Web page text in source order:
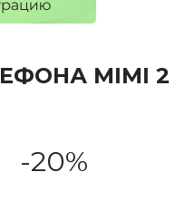
MIMI 2
-20%